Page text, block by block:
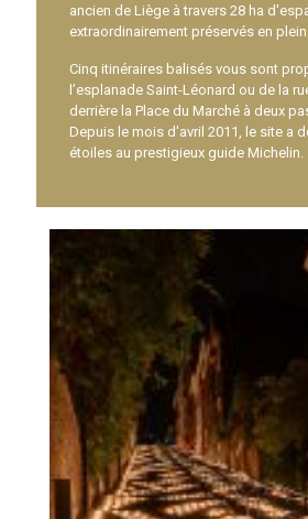
ancien de Liège à travers 28 ha
extraordinairement préservés en
Cinq itinéraires balisés vous sont
l’esplanade Saint-Léonard ou de la
derrière la Place du Marché à deux
Depuis le mois d'avril 2011, le site a
étoiles au prestigieux guide Michelin.